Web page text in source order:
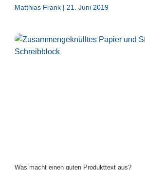
Matthias Frank 21. Juni 2019
Was macht einen guten Produkttext aus?